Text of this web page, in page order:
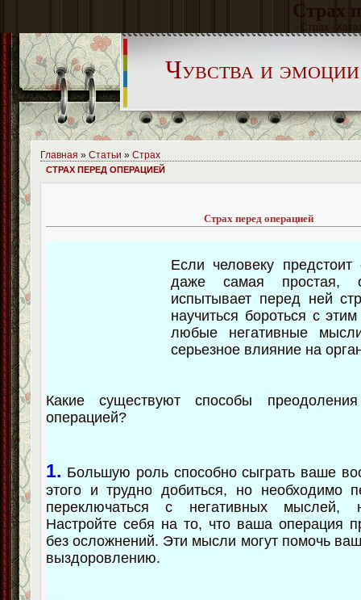
Страх
- Страх -
Чувства и эмоции
Главная » Статьи » Страх
СТРАХ ПЕРЕД ОПЕРАЦИЕЙ
Страх перед операцией
Если человеку предстоит
даже самая простая,
испытывает перед ней
научиться бороться с
любые негативные
серьезное влияние на
Какие существуют способы
операцией?
1. Большую роль способно сыграть ваше
этого и трудно добиться, но необходимо
переключаться с негативных мыслей,
Настройте себя на то, что ваша операция
без осложнений. Эти мысли могут помочь
выздоровлению.